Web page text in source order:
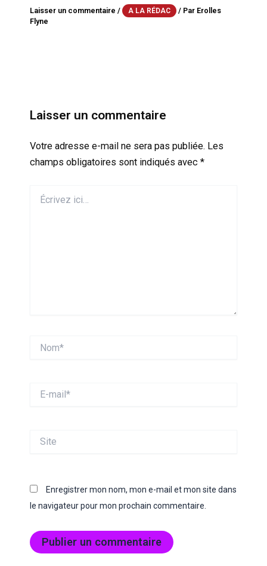
Laisser un commentaire / A LA RÉDAC / Par Erolles
Flyne
Laisser un commentaire
Votre adresse e-mail ne sera pas publiée. Les
champs obligatoires sont indiqués avec *
ici…
mail*
Enregistrer mon nom, mon e-mail et mon site dans
le navigateur pour mon prochain commentaire.